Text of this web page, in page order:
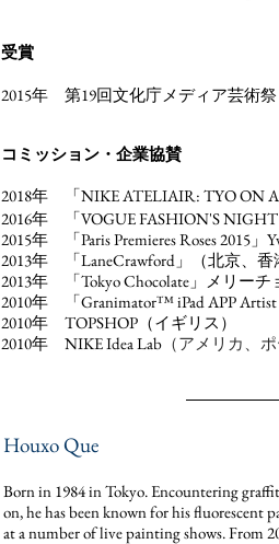
受賞
2015年 第19回文化庁メディア芸術祭
コミッション・企業協賛
2018年 「NIKE ATELIAIR: TYO ON
2016年 「VOGUE FASHION'S NIGHT
2015年 「Paris Premieres Roses 2015」
2013年 「LaneCrawford」（北京、香
2013年 「Tokyo Chocolate」メリーチ
2010年 「Granimator™ iPad APP Artist
2010年 TOPSHOP（イギリス）
2010年 NIKE Idea Lab （アメリカ、
Houxo Que
Born in 1984 in Tokyo. Encountering
on, he has been known for his fluorescent
at a number of live painting shows. From